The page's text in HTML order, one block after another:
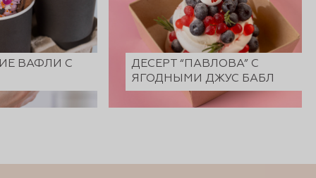
ВАФЛИ С
ДЕСЕРТ “ПАВЛОВА” С
ЯГОДНЫМИ ДЖУС БАБЛ